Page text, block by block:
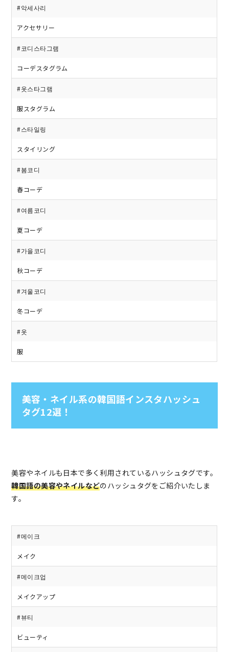
#악세사리
アクセサリー
#코디스타그램
コーデスタグラム
#옷스타그램
服スタグラム
#스타일링
スタイリング
#봄코디
春コーデ
#여름코디
夏コーデ
#가을코디
秋コーデ
#겨울코디
冬コーデ
#옷
服
美容・ネイル系の韓国語インスタハッシュ
タグ12選！
美容やネイルも日本で多く利用されているハッシュタグです。
韓国語の美容やネイルなどのハッシュタグをご紹介いたしま
す。
#메이크
メイク
#메이크업
メイクアップ
#뷰티
ビューティ